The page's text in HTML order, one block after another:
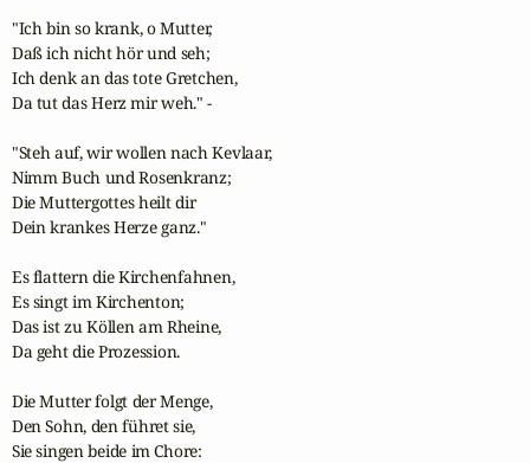
"Ich bin so krank, o Mutter,
Daß ich nicht hör und seh;
Ich denk an das tote Gretchen,
Da tut das Herz mir weh." -
"Steh auf, wir wollen nach Kevlaar,
Nimm Buch und Rosenkranz;
Die Muttergottes heilt dir
Dein krankes Herze ganz."
Es flattern die Kirchenfahnen,
Es singt im Kirchenton;
Das ist zu Köllen am Rheine,
Da geht die Prozession.
Die Mutter folgt der Menge,
Den Sohn, den führet sie,
Sie singen beide im Chore: